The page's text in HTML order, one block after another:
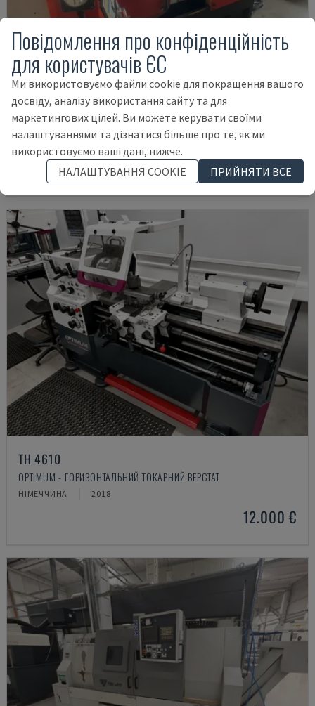
EMCOMAT 200X1000
EMCO - ГОРИЗОНТАЛЬНИЙ ТОКАРНИЙ ВЕРСТАТ
14.000 €
TH 4610
OPTIMUM - ГОРИЗОНТАЛЬНИЙ ТОКАРНИЙ ВЕРСТАТ
НІМЕЧЧИНА 2018
12.000 €
Повідомлення про конфіденційність
для користувачів ЄС
Ми використовуємо файли cookie для покращення вашого
досвіду, аналізу використання сайту та для
маркетингових цілей. Ви можете керувати своїми
налаштуваннями та дізнатися більше про те, як ми
використовуємо ваші дані, нижче.
НАЛАШТУВАННЯ COOKIE
ПРИЙНЯТИ ВСЕ